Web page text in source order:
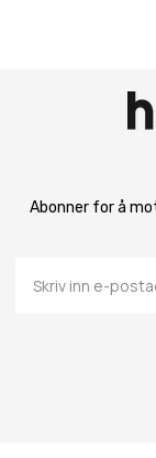
Abonner for å